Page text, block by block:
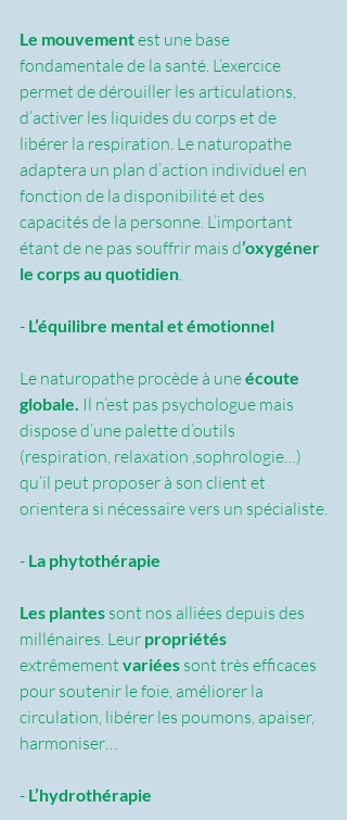
Le mouvement est une base
fondamentale de la santé. L’exercice
permet de dérouiller les articulations,
d’activer les liquides du corps et de
libérer la respiration. Le naturopathe
adaptera un plan d’action individuel en
fonction de la disponibilité et des
capacités de la personne. L’important
étant de ne pas souffrir mais d’oxygéner
le corps au quotidien.
- L’équilibre mental et émotionnel
Le naturopathe procède à une écoute
globale. Il n’est pas psychologue mais
dispose d’une palette d’outils
(respiration, relaxation ,sophrologie…)
qu’il peut proposer à son client et
orientera si nécessaire vers un spécialiste.
- La phytothérapie
Les plantes sont nos alliées depuis des
millénaires. Leur propriétés
extrêmement variées sont très efficaces
pour soutenir le foie, améliorer la
circulation, libérer les poumons, apaiser,
harmoniser…
- L’hydrothérapie